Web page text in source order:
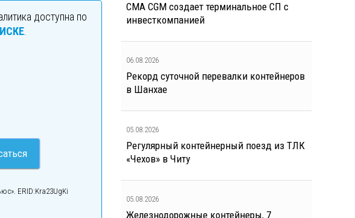
доступна по
.
ERID:Kra23UgKi
CMA CGM создает терминальное СП с
инвесткомпанией
06.08.2026
Рекорд суточной перевалки контейнеров
в Шанхае
05.08.2026
Регулярный контейнерный поезд из ТЛК
«Чехов» в Читу
05.08.2026
Железнодорожные контейнеры, 7